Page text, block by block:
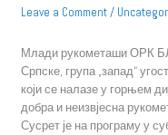
Leave a Comment/
Млади рукометаши ОРК БЛ
Српске, група „запад“
који се налазе у горњем
добра и неизвјесна
Сусрет је на програму у